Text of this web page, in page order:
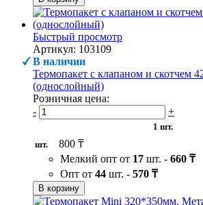
Быстрый просмотр
Артикул: 103109
В наличии
Термопакет с клапаном и скотчем
(однослойный)
Розничная цена:
-
+
1 шт.
шт.
800 ₸
Мелкий опт от 17 шт. - 660 ₸
Опт от 44 шт. - 570 ₸
В корзину